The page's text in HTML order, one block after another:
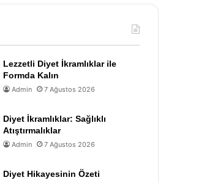
Lezzetli Diyet İkramlıklar ile
Formda Kalın
Admin 7 Ağustos 2026
Diyet İkramlıklar: Sağlıklı
Atıştırmalıklar
Admin 7 Ağustos 2026
Diyet Hikayesinin Özeti